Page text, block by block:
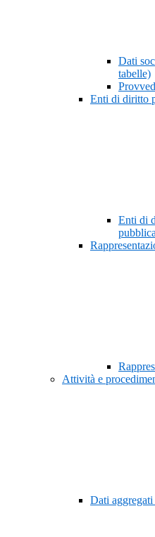
Dati
tabelle)
Enti di diritto
Enti di
Attività e
Dati